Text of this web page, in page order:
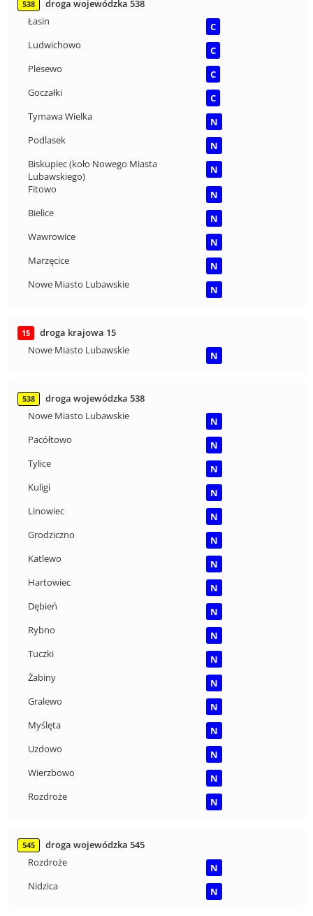
538
droga wojewódzka 538
Łasin
C
Ludwichowo
C
Plesewo
C
Goczałki
C
Tymawa Wielka
N
Podlasek
N
Biskupiec (koło Nowego Miasta
Lubawskiego)
N
Fitowo
N
Bielice
N
Wawrowice
N
Marzęcice
N
Nowe Miasto Lubawskie
N
15
droga krajowa 15
Nowe Miasto Lubawskie
N
538
droga wojewódzka 538
Nowe Miasto Lubawskie
N
Pacółtowo
N
Tylice
N
Kuligi
N
Linowiec
N
Grodziczno
N
Katlewo
N
Hartowiec
N
Dębień
N
Rybno
N
Tuczki
N
Żabiny
N
Gralewo
N
Myślęta
N
Uzdowo
N
Wierzbowo
N
Rozdroże
N
545
droga wojewódzka 545
Rozdroże
N
Nidzica
N